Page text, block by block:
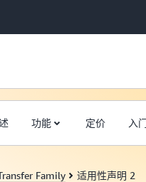
功能 定价 入
Family 适用性声明 2